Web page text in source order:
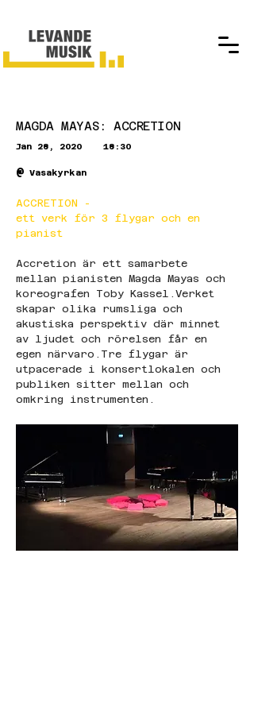
MAGDA MAYAS: ACCRETION
Jan 28, 2020 18:30
@ Vasakyrkan
ACCRETION -
ett verk för 3 flygar och en
pianist
Accretion är ett samarbete
mellan pianisten Magda Mayas och
koreografen Toby Kassel.Verket
skapar olika rumsliga och
akustiska perspektiv där minnet
av ljudet och rörelsen får en
egen närvaro.Tre flygar är
utpacerade i konsertlokalen och
publiken sitter mellan och
omkring instrumenten.